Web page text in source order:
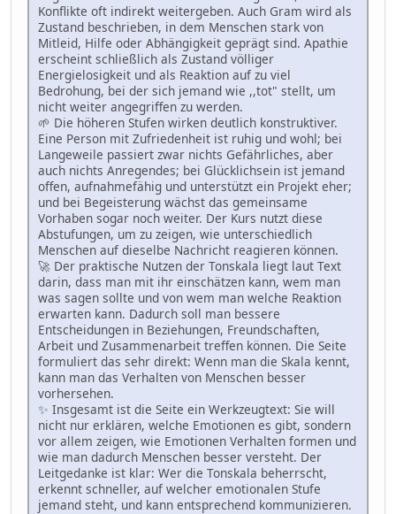
Konflikte oft indirekt weitergeben. Auch Gram wird als
Zustand beschrieben, in dem Menschen stark von
Mitleid, Hilfe oder Abhängigkeit geprägt sind. Apathie
erscheint schließlich als Zustand völliger
Energielosigkeit und als Reaktion auf zu viel
Bedrohung, bei der sich jemand wie ,,tot" stellt, um
nicht weiter angegriffen zu werden.
🌱 Die höheren Stufen wirken deutlich konstruktiver.
Eine Person mit Zufriedenheit ist ruhig und wohl; bei
Langeweile passiert zwar nichts Gefährliches, aber
auch nichts Anregendes; bei Glücklichsein ist jemand
offen, aufnahmefähig und unterstützt ein Projekt eher;
und bei Begeisterung wächst das gemeinsame
Vorhaben sogar noch weiter. Der Kurs nutzt diese
Abstufungen, um zu zeigen, wie unterschiedlich
Menschen auf dieselbe Nachricht reagieren können.
🚀 Der praktische Nutzen der Tonskala liegt laut Text
darin, dass man mit ihr einschätzen kann, wem man
was sagen sollte und von wem man welche Reaktion
erwarten kann. Dadurch soll man bessere
Entscheidungen in Beziehungen, Freundschaften,
Arbeit und Zusammenarbeit treffen können. Die Seite
formuliert das sehr direkt: Wenn man die Skala kennt,
kann man das Verhalten von Menschen besser
vorhersehen.
✨ Insgesamt ist die Seite ein Werkzeugtext: Sie will
nicht nur erklären, welche Emotionen es gibt, sondern
vor allem zeigen, wie Emotionen Verhalten formen und
wie man dadurch Menschen besser versteht. Der
Leitgedanke ist klar: Wer die Tonskala beherrscht,
erkennt schneller, auf welcher emotionalen Stufe
jemand steht, und kann entsprechend kommunizieren.